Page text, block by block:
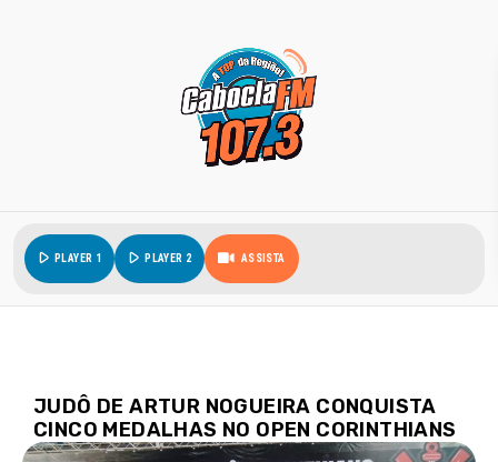
play_arrowPLAYER 1 play_arrowPLAYER 2 ASSISTA
JUDÔ DE ARTUR NOGUEIRA CONQUISTA
CINCO MEDALHAS NO OPEN CORINTHIANS